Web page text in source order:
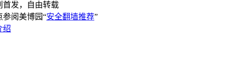
首发，自由转载
阅美博园“安全翻墙推荐”
绍